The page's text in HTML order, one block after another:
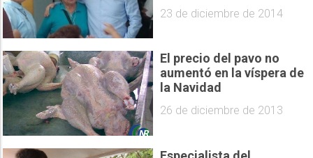
23 de diciembre de 2014
El precio del pavo no
aumentó en la víspera de
la Navidad
26 de diciembre de 2013